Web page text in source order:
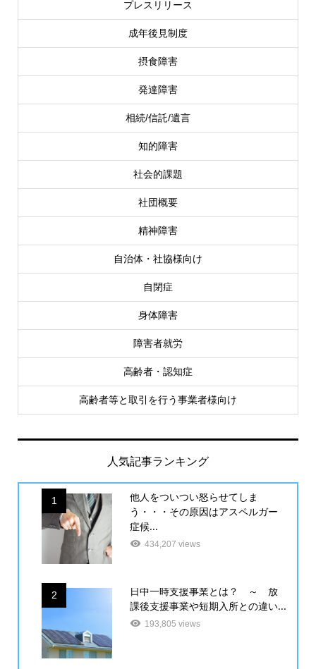
プレスリリース
成年後見制度
摂食障害
発達障害
相続/信託/遺言
知的障害
社会的課題
社団概要
精神障害
自治体・社協様向け
自閉症
身体障害
障害者就労
高齢者・認知症
高齢者等と取引を行う事業者様向け
人気記事ランキング
1
他人をついつい怒らせてしま
う・・・その原因はアスペルガー
症候...
434,207 views
2
日中一時支援事業とは？ ～ 放
課後支援事業や短期入所との違い...
193,805 views